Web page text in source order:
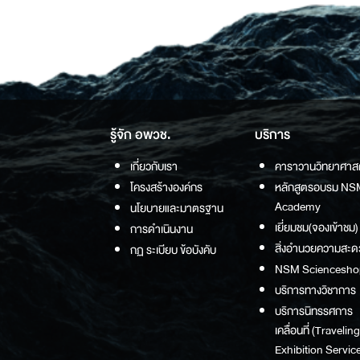
รู้จัก อพวช.
เกี่ยวกับเรา
โครงสร้างองค์กร
นโยบายและมาตรฐาน
การดำเนินงาน
กฏ ระเบียบ ข้อบังคับ
บริการ
คาราวานวิทยาศา
หลักสูตรอบรม
Academy
เยี่ยมชม(จองเข้าชม)
สิ่งอำนวยความสะ
NSM
บริการทางวิชาการ
บริการนิทรรศการ
เคลื่อนที่ (Traveling
Exhibition